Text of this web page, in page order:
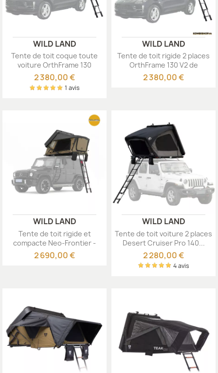
WILD LAND
Tente de toit coque toute
voiture OrthFrame 130
WildLand
2 380,00 €
1 avis
WILD LAND
Tente de toit rigide 2 places
OrthFrame 130 V2 de
WildLand
2 380,00 €
WILD LAND
Tente de toit rigide et
compacte Neo-Frontier -
WildLand
2 690,00 €
WILD LAND
Tente de toit voiture 2 places
Desert Cruiser Pro 140...
2 280,00 €
4 avis